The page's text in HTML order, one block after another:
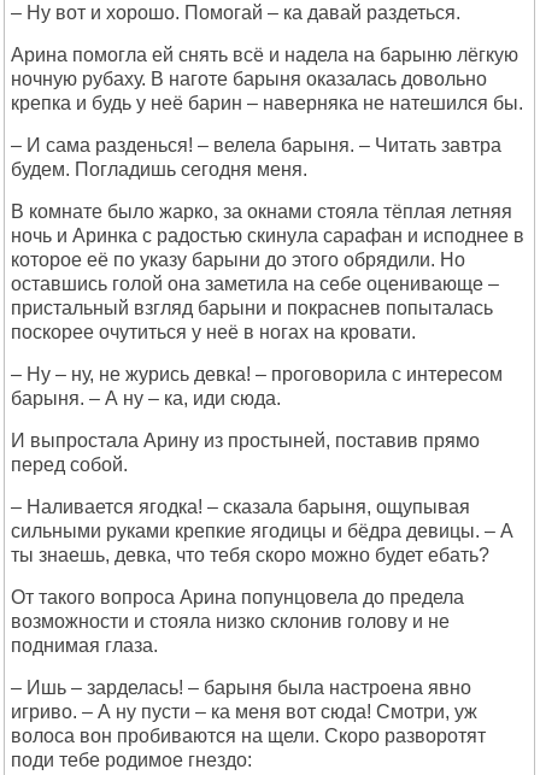
– Ну вот и хорошо. Помогай – ка давай раздеться.
Арина помогла ей снять всё и надела на барыню лёгкую
ночную рубаху. В наготе барыня оказалась довольно
крепка и будь у неё барин – наверняка не натешился бы.
– И сама разденься! – велела барыня. – Читать завтра
будем. Погладишь сегодня меня.
В комнате было жарко, за окнами стояла тёплая летняя
ночь и Аринка с радостью скинула сарафан и исподнее в
которое её по указу барыни до этого обрядили. Но
оставшись голой она заметила на себе оценивающе –
пристальный взгляд барыни и покраснев попыталась
поскорее очутиться у неё в ногах на кровати.
– Ну – ну, не журись девка! – проговорила с интересом
барыня. – А ну – ка, иди сюда.
И выпростала Арину из простыней, поставив прямо
перед собой.
– Наливается ягодка! – сказала барыня, ощупывая
сильными руками крепкие ягодицы и бёдра девицы. – А
ты знаешь, девка, что тебя скоро можно будет ебать?
От такого вопроса Арина попунцовела до предела
возможности и стояла низко склонив голову и не
поднимая глаза.
– Ишь – зарделась! – барыня была настроена явно
игриво. – А ну пусти – ка меня вот сюда! Смотри, уж
волоса вон пробиваются на щели. Скоро разворотят
поди тебе родимое гнездо: